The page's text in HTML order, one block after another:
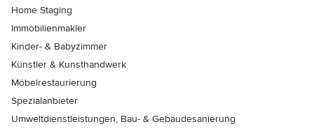
Home Staging
Immobilienmakler
Kinder- & Babyzimmer
Künstler & Kunsthandwerk
Möbelrestaurierung
Spezialanbieter
Umweltdienstleistungen, Bau- & Gebäudesanierung